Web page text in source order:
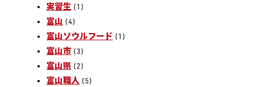
実習生 (1)
富山 (4)
富山ソウルフード (1)
富山市 (3)
富山県 (2)
富山職人 (5)